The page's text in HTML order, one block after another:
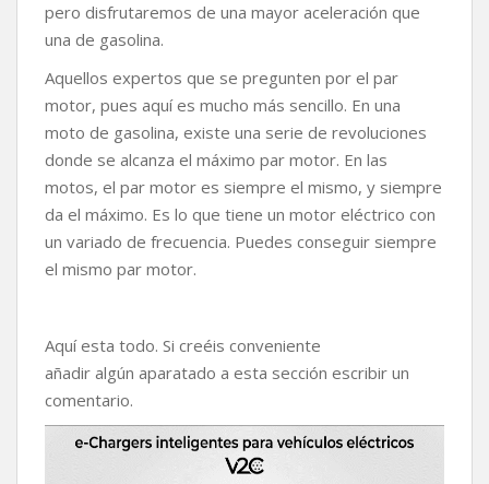
pero disfrutaremos de una mayor aceleración que
una de gasolina.
Aquellos expertos que se pregunten por el par
motor, pues aquí es mucho más sencillo. En una
moto de gasolina, existe una serie de revoluciones
donde se alcanza el máximo par motor. En las
motos, el par motor es siempre el mismo, y siempre
da el máximo. Es lo que tiene un motor eléctrico con
un variado de frecuencia. Puedes conseguir siempre
el mismo par motor.
Aquí esta todo. Si creéis conveniente
añadir algún aparatado a esta sección escribir un
comentario.